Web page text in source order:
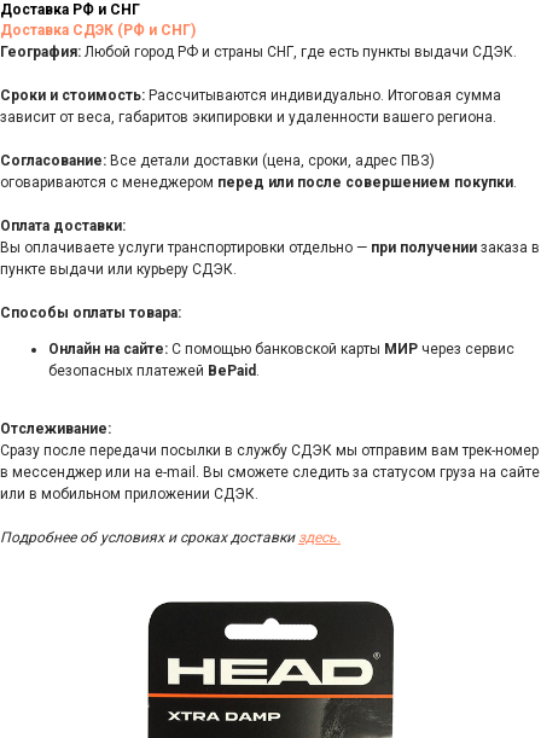
Доставка РФ и СНГ
Доставка СДЭК (РФ и СНГ)
География: Любой город РФ и страны СНГ, где есть пункты выдачи СДЭК.
Сроки и стоимость: Рассчитываются индивидуально. Итоговая сумма
зависит от веса, габаритов экипировки и удаленности вашего региона.
Согласование: Все детали доставки (цена, сроки, адрес ПВЗ)
оговариваются с менеджером перед или после совершением покупки.
Оплата доставки:
Вы оплачиваете услуги транспортировки отдельно — при получении заказа в
пункте выдачи или курьеру СДЭК.
Способы оплаты товара:
Онлайн на сайте: С помощью банковской карты МИР через сервис
безопасных платежей BePaid .
Отслеживание:
Сразу после передачи посылки в службу СДЭК мы отправим вам трек-номер
в мессенджер или на e-mail. Вы сможете следить за статусом груза на сайте
или в мобильном приложении СДЭК.
Подробнее об условиях и сроках доставки здесь.